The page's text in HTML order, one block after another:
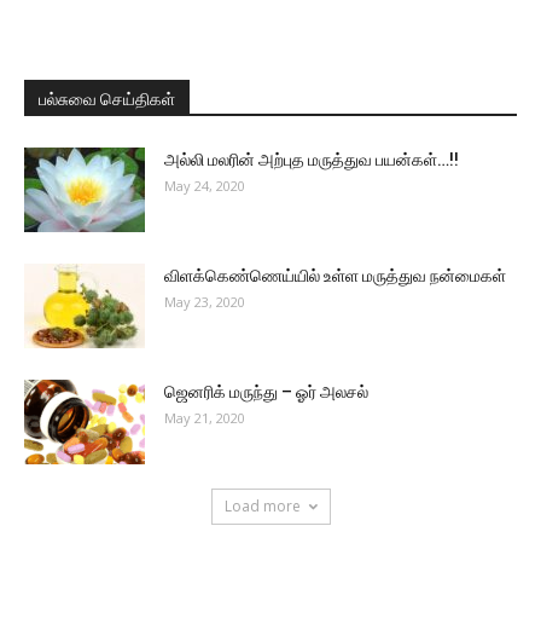
பல்சுவை செய்திகள்
அல்லி மலரின் அற்புத மருத்துவ பயன்கள்…!!
May 24, 2020
விளக்கெண்ணெய்யில் உள்ள மருத்துவ நன்மைகள்
May 23, 2020
ஜெனரிக் மருந்து – ஓர் அலசல்
May 21, 2020
Load more